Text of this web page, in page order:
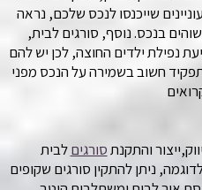
שייכנסו לנכס שלכם, נראה
בנכס. נוסף, סורגים לבית,
נפילת ילדים החוצה, לכן יש להם
חשוב בשמירה על הנכס מפני
והתקנתסורגיםלבית
ניתן להתקין סורגים שקופים